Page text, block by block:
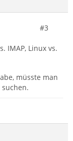
#3
IMAP, Linux vs.
müsste man